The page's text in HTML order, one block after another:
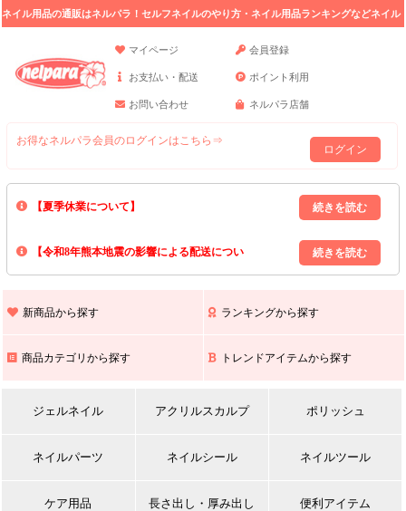
ネイル用品の通販はネルパラ！セルフネイルのやり方・ネイル用品ランキングなどネイル
マイページ
会員登録
お支払い・配送 ポイント利用
お問い合わせ ネルパラ店舗
お得なネルパラ会員のログインはこちら⇒
ログイン
【夏季休業について】
8/13(木)～8/16(日)の間｢出荷業務・お問い合わせ業務｣はお休みいたしま
上記期間中のご注文・お問い合わせは8/17(月)以降の対応となりますので
【令和8年熊本地震の影響による配送につい
また､ 九州全域でお荷物のお届けに遅延が生じております｡
新商品から探す ランキングから探す
商品カテゴリから探す トレンドアイテムから探す
ジェルネイル アクリルスカルプ ポリッシュ
ネイルパーツ ネイルシール ネイルツール
ケア用品 長さ出し・厚み出し 便利アイテム